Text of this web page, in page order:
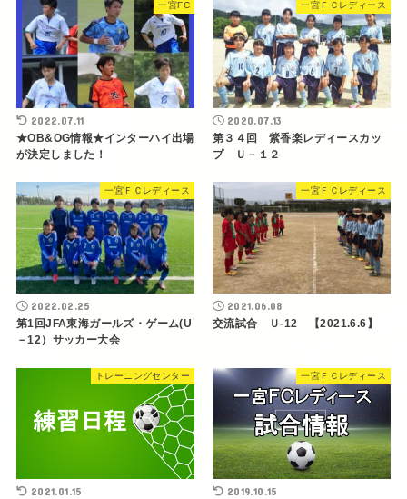
一宮FC
2022.07.11
★OB&OG情報★インターハイ出場
が決定しました！
一宮ＦＣレディース
2020.07.13
第３４回 紫香楽レディースカッ
プ Ｕ－１２
一宮ＦＣレディース
2022.02.25
第1回JFA東海ガールズ・ゲーム(U
－12）サッカー大会
一宮ＦＣレディース
2021.06.08
交流試合 Ｕ-12 【2021.6.6】
トレーニングセンター
2021.01.15
一宮ＦＣレディース
2019.10.15